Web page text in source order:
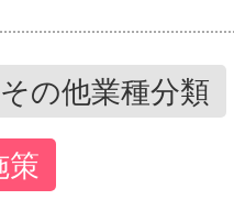
その他業種分類
策